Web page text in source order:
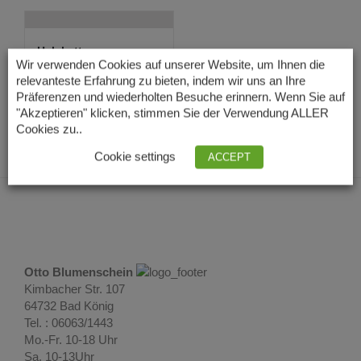
Halskette aus
Süßwasserzuchtperl...
39,00€ Lieferzeit: 3 – 5
Tage
Otto Blumenschein
Kimbacher Str. 107
64732 Bad König
Tel. : 06063/1443
Mo.-Fr. 10-18 Uhr
Sa. 10-13Uhr
Wir verwenden Cookies auf unserer Website, um Ihnen die
relevanteste Erfahrung zu bieten, indem wir uns an Ihre
Präferenzen und wiederholten Besuche erinnern. Wenn Sie auf
"Akzeptieren" klicken, stimmen Sie der Verwendung ALLER
Cookies zu..
Cookie settings ACCEPT